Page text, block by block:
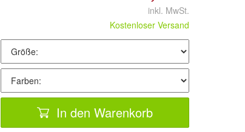
inkl. MwSt.
Kostenloser Versand
In den Warenkorb